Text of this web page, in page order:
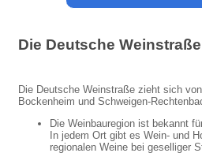
Die Deutsche Weinstraße
Die Deutsche Weinstraße zieht sich
Bockenheim und Schweigen-
Die Weinbauregion ist bekannt
In jedem Ort gibt es Wein- und
regionalen Weine bei geselliger